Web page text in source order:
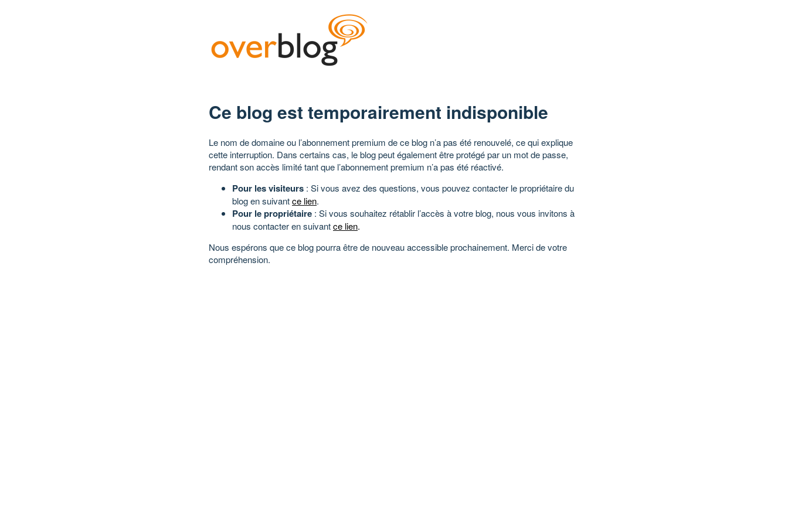
Ce blog est temporairement indisponible
Le nom de domaine ou l’abonnement premium de ce blog n’a pas été renouvelé, ce qui explique
cette interruption. Dans certains cas, le blog peut également être protégé par un mot de passe,
rendant son accès limité tant que l’abonnement premium n’a pas été réactivé.
Pour les visiteurs : Si vous avez des questions, vous pouvez contacter le propriétaire du
blog en suivantce lien.
Pour le propriétaire : Si vous souhaitez rétablir l’accès à votre blog, nous vous invitons à
nous contacter en suivantce lien.
Nous espérons que ce blog pourra être de nouveau accessible prochainement. Merci de votre
compréhension.